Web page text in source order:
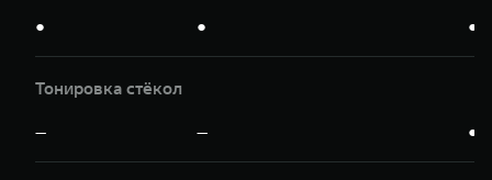
● ● ●
Тонировка стёкол
— — ●